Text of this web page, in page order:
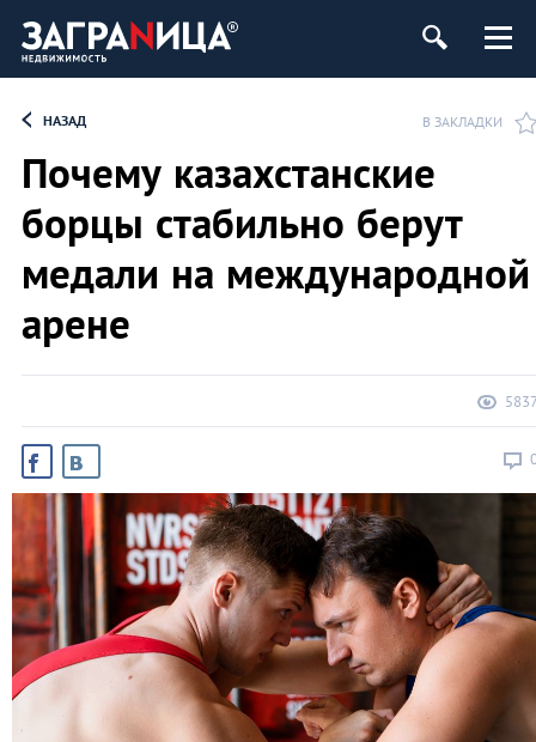
НАЗАД В ЗАКЛАДКИ
Почему казахстанские
борцы стабильно берут
медали на международной
арене